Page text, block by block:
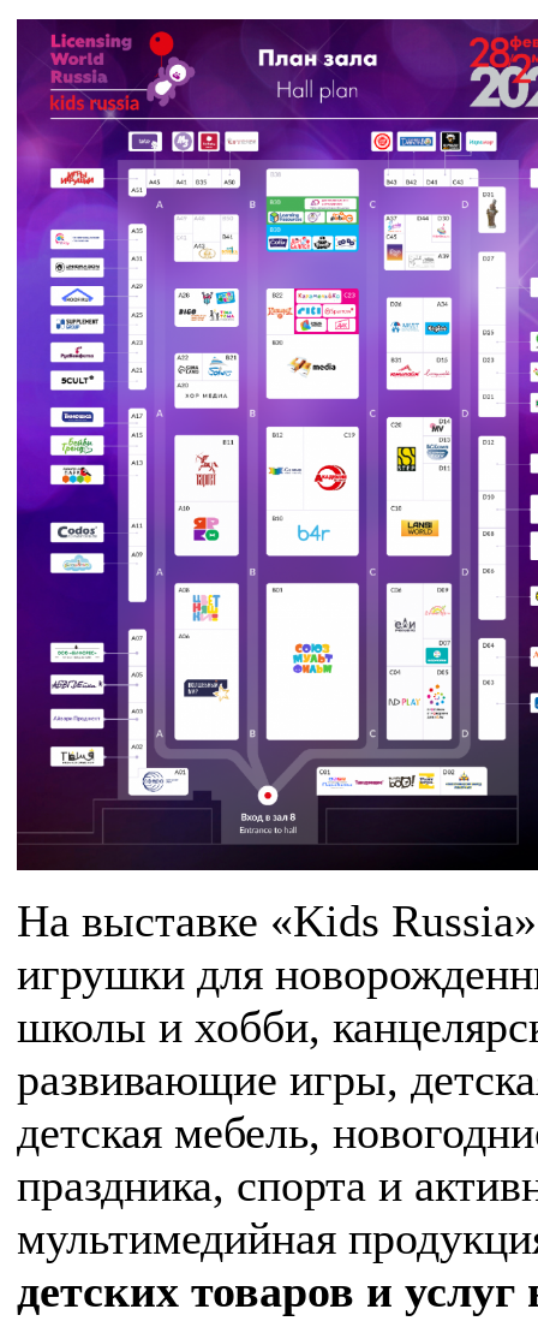
На выставке «Kids
игрушки для
школы и хобби,
развивающие игры,
детская мебель,
праздника, спорта и
мультимедийная
детских товаров и